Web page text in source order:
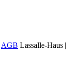
AGB Lassalle-Haus |